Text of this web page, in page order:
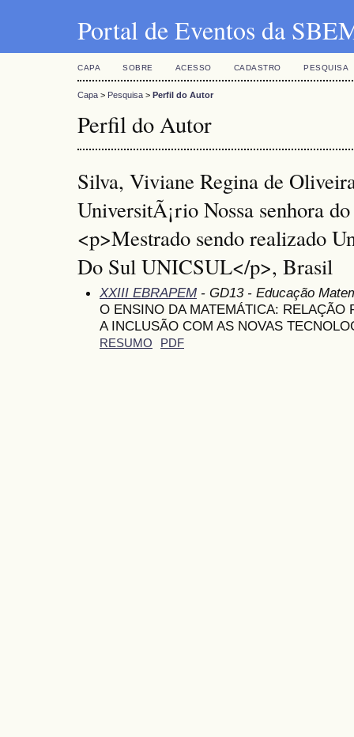
Portal de Eventos da
CAPA SOBRE ACESSO CADASTRO PESQUISA
Capa > Pesquisa > Perfil do Autor
Perfil do Autor
Silva, Viviane Regina de
UniversitÃ¡rio Nossa senhora
<p>Mestrado sendo realizado
Do Sul UNICSUL</p>, Brasil
XXIII EBRAPEM - GD13 - Educação
O ENSINO DA MATEMÁTICA: RELAÇÃO
A INCLUSÃO COM AS NOVAS
RESUMO PDF